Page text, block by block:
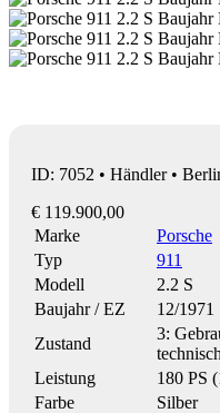
ID: 7052 • Händler •
€ 119.900,00
Marke
Porsche
Typ
911
Modell
2.2 S
Baujahr / EZ
12/1971
Zustand
3:
Leistung
180 PS
Farbe
Silber